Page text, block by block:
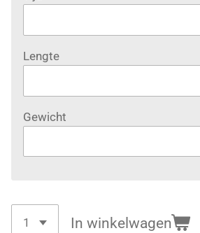
Lengte
Gewicht
In winkelwagen